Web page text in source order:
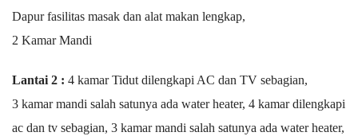
Dapur fasilitas masak dan alat makan lengkap,
2 Kamar Mandi
Lantai 2 : 4 kamar Tidut dilengkapi AC dan TV sebagian,
3 kamar mandi salah satunya ada water heater, 4 kamar dilengkapi
ac dan tv sebagian, 3 kamar mandi salah satunya ada water heater,